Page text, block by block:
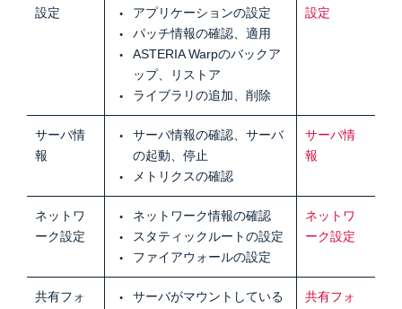
設定
アプリケーションの設定
パッチ情報の確認、適用
ASTERIA Warpのバックア
ップ、リストア
ライブラリの追加、削除
設定
サーバ情
報
サーバ情報の確認、サーバ
の起動、停止
メトリクスの確認
サーバ情
報
ネットワ
ーク設定
ネットワーク情報の確認
スタティックルートの設定
ファイアウォールの設定
ネットワ
ーク設定
共有フォ
サーバがマウントしている
共有フォ